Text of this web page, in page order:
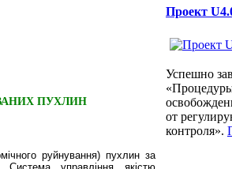
ПУХЛИН
руйнування) пухлин за
Проект
Успешно
от
контроля».